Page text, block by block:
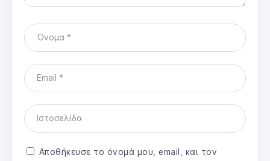
Αποθήκευσε το όνομά μου, email, και τον